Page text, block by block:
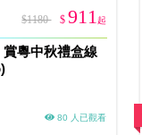
$1180 $911起
粵中秋禮盒線
80 人已觀看